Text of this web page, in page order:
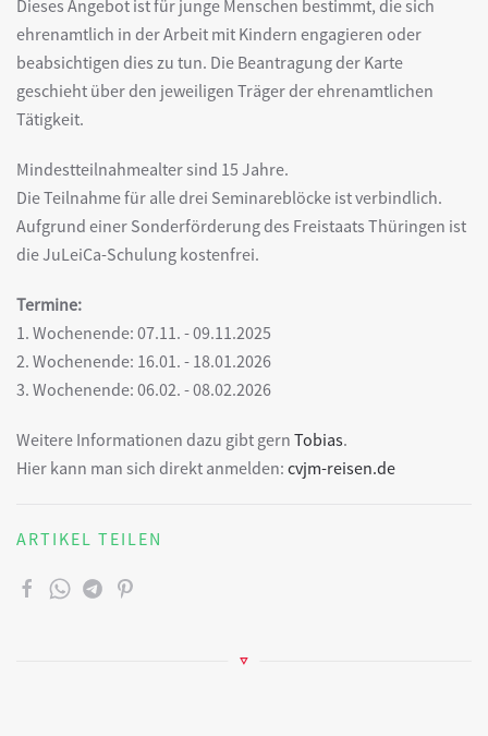
Dieses Angebot ist für junge Menschen bestimmt, die sich
ehrenamtlich in der Arbeit mit Kindern engagieren oder
beabsichtigen dies zu tun. Die Beantragung der Karte
geschieht über den jeweiligen Träger der ehrenamtlichen
Tätigkeit.
Mindestteilnahmealter sind 15 Jahre.
Die Teilnahme für alle drei Seminareblöcke ist verbindlich.
Aufgrund einer Sonderförderung des Freistaats Thüringen ist
die JuLeiCa-Schulung kostenfrei.
Termine:
1. Wochenende: 07.11. - 09.11.2025
2. Wochenende: 16.01. - 18.01.2026
3. Wochenende: 06.02. - 08.02.2026
Weitere Informationen dazu gibt gern Tobias.
Hier kann man sich direkt anmelden: cvjm-reisen.de
ARTIKEL TEILEN